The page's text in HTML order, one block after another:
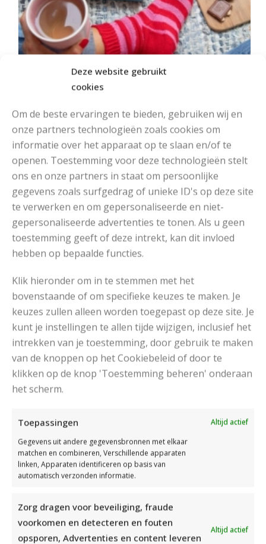
Deze website gebruikt
cookies
Om de beste ervaringen te bieden, gebruiken wij en
onze partners technologieën zoals cookies om
informatie over het apparaat op te slaan en/of te
openen. Toestemming voor deze technologieën stelt
ons en onze partners in staat om persoonlijke
gegevens zoals surfgedrag of unieke ID's op deze site
te verwerken en om gepersonaliseerde en niet-
gepersonaliseerde advertenties te tonen. Als u geen
toestemming geeft of deze intrekt, kan dit invloed
hebben op bepaalde functies.
Klik hieronder om in te stemmen met het
bovenstaande of om specifieke keuzes te maken. Je
keuzes zullen alleen worden toegepast op deze site. Je
kunt je instellingen te allen tijde wijzigen, inclusief het
intrekken van je toestemming, door gebruik te maken
van de knoppen op het Cookiebeleid of door te
klikken op de knop 'Toestemming beheren' onderaan
het scherm.
Toepassingen
Altijd actief
Gegevens uit andere gegevensbronnen met elkaar
matchen en combineren, Verschillende apparaten
linken, Apparaten identificeren op basis van
automatisch verzonden informatie.
Zorg dragen voor beveiliging, fraude
voorkomen en detecteren en fouten
opsporen, Advertenties en content leveren
Altijd actief
MOOIE DIKGESTREEPTE SOKKEN BREIEN VAN DURABLE GAREN
DAMESJAS BREIEN VAN HEERLIJK ZACHT GAREN